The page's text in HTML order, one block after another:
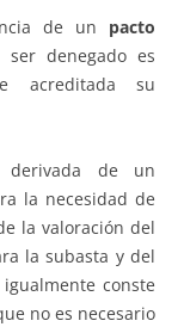
de un pacto
denegado es
acreditada su
derivada de un
la necesidad de
la valoración del
la subasta y del
conste
no es necesario